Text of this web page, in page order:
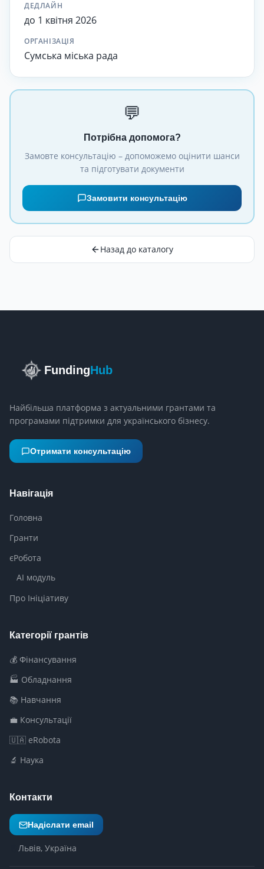
ДЕДЛАЙН
до 1 квітня 2026
ОРГАНІЗАЦІЯ
Сумська міська рада
💬
Потрібна допомога?
Замовте консультацію – допоможемо оцінити шанси
та підготувати документи
Замовити консультацію
Назад до каталогу
FundingHub
Найбільша платформа з актуальними грантами та
програмами підтримки для українського бізнесу.
Отримати консультацію
Навігація
Головна
Гранти
єРобота
AI модуль
Про Ініціативу
Категорії грантів
💰 Фінансування
🏭 Обладнання
📚 Навчання
💼 Консультації
🇺🇦 eRobota
🔬 Наука
Контакти
Надіслати email
Львів, Україна